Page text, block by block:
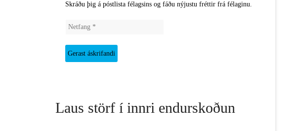
Skráðu þig á póstlista félagsins og fáðu nýjustu fréttir frá félaginu.
Laus störf í innri endurskoðun